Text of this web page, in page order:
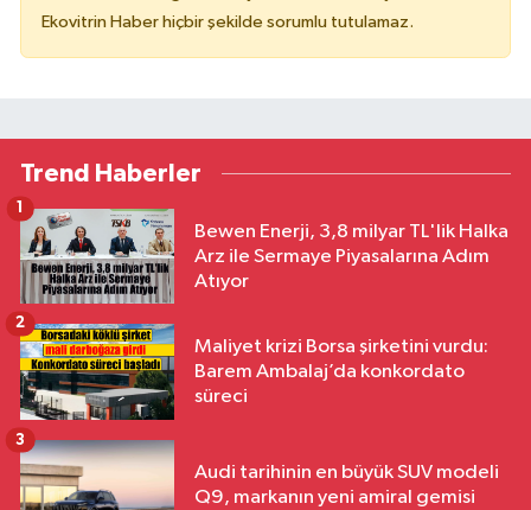
Ekovitrin Haber hiçbir şekilde sorumlu tutulamaz.
Trend Haberler
Bewen Enerji, 3,8 milyar TL'lik Halka
Arz ile Sermaye Piyasalarına Adım
Atıyor
1
Maliyet krizi Borsa şirketini vurdu:
Barem Ambalaj’da konkordato
süreci
2
Audi tarihinin en büyük SUV modeli
Q9, markanın yeni amiral gemisi
3